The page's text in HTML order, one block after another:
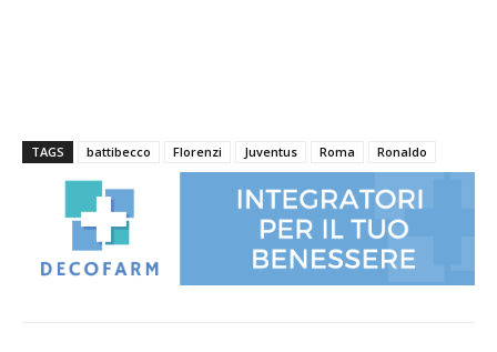
TAGS battibecco Florenzi Juventus Roma Ronaldo